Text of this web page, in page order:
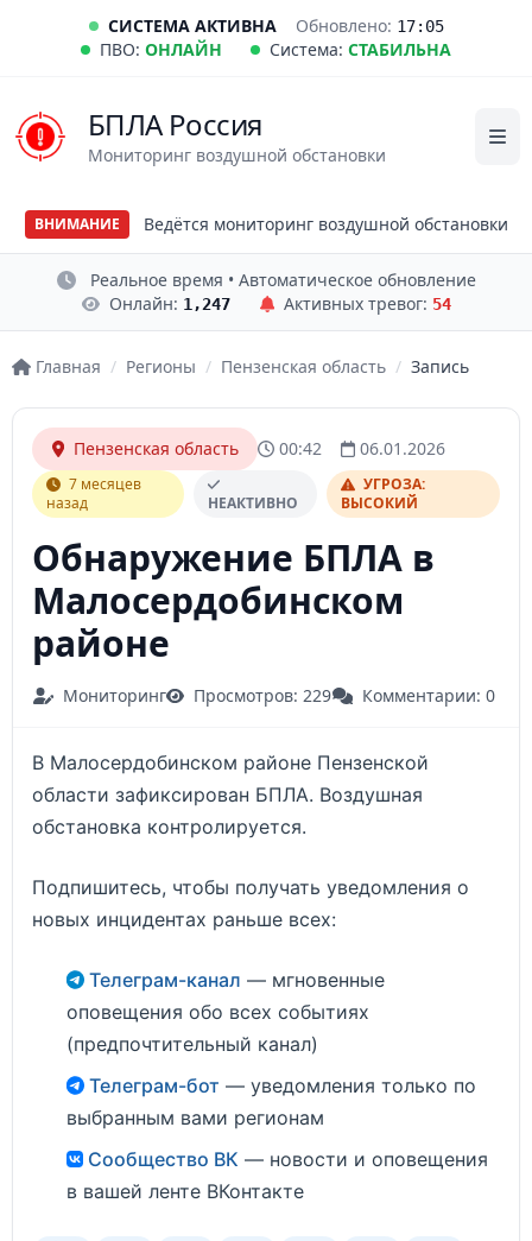
СИСТЕМА АКТИВНА Обновлено: 17:05
ПВО: ОНЛАЙН Система: СТАБИЛЬНА
БПЛА Россия
Мониторинг воздушной обстановки
ВНИМАНИЕ Ведётся мониторинг воздушной обстановки
Реальное время • Автоматическое обновление
Онлайн: 1,247 Активных тревог: 54
Главная / Регионы / Пензенская область / Запись
Пензенская область 00:42 06.01.2026
7 месяцев
назад
НЕАКТИВНО
УГРОЗА:
ВЫСОКИЙ
Обнаружение БПЛА в
Малосердобинском
районе
Мониторинг Просмотров: 229 Комментарии: 0
В Малосердобинском районе Пензенской
области зафиксирован БПЛА. Воздушная
обстановка контролируется.
Подпишитесь, чтобы получать уведомления о
новых инцидентах раньше всех:
Телеграм-канал — мгновенные
оповещения обо всех событиях
(предпочтительный канал)
Телеграм-бот — уведомления только по
выбранным вами регионам
Сообщество ВК — новости и оповещения
в вашей ленте ВКонтакте